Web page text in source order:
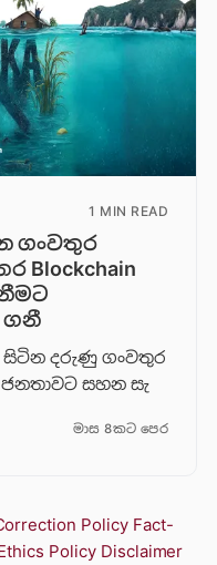
1 MIN READ
ගංවතුර
Blockchain
ග​නී
සිටින දරුණු ගංවතුර
සහන සැ
මාස 8කට පෙර
Policy Fact-
Policy Disclaimer